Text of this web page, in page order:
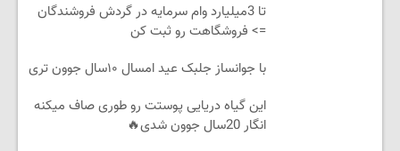
تا 3میلیارد وام سرمایه در گردش فروشندگان
=> فروشگاهت رو ثبت کن
با جوانساز جلبک عید امسال ۱۰سال جوون تری
این گیاه دریایی پوستت رو طوری صاف میکنه
انگار 20سال جوون شدی🔥